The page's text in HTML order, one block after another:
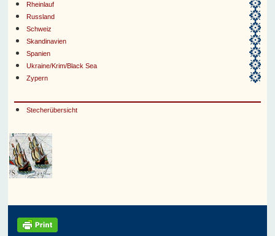
Rheinlauf
Russland
Schweiz
Skandinavien
Spanien
Ukraine/Krim/Black Sea
Zypern
Stecherübersicht